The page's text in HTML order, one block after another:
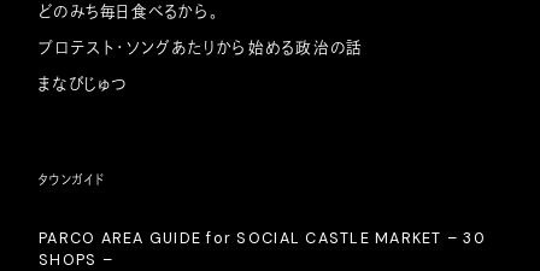
どのみち毎日食べるから。
プロテスト・ソングあたりから始める政治の話
まなびじゅつ
タウンガイド
PARCO AREA GUIDE for SOCIAL CASTLE MARKET – 30
SHOPS –